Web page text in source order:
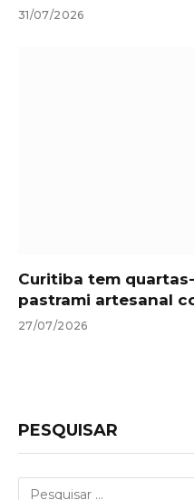
31/07/2026
Curitiba tem
pastrami artesanal
27/07/2026
PESQUISAR